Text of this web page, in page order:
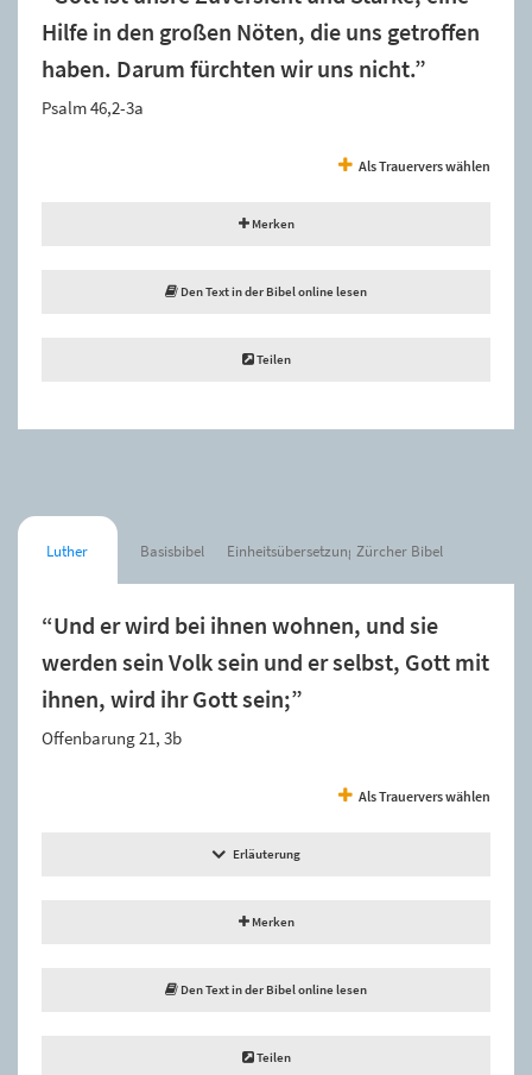
Hilfe in den großen Nöten, die uns getroffen
haben. Darum fürchten wir uns nicht.”
Psalm 46,2-3a
Als Trauervers wählen
Merken
Den Text in der Bibel online lesen
Teilen
Luther Basisbibel Einheitsübersetzung Zürcher Bibel
“Und er wird bei ihnen wohnen, und sie
werden sein Volk sein und er selbst, Gott mit
ihnen, wird ihr Gott sein;”
Offenbarung 21, 3b
Als Trauervers wählen
Erläuterung
Merken
Den Text in der Bibel online lesen
Teilen